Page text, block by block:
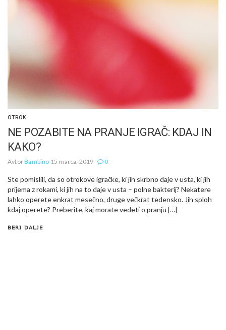
OTROK
NE POZABITE NA PRANJE IGRAČ: KDAJ IN
KAKO?
AvtorBambino 15 marca, 2019 0
Ste pomislili, da so otrokove igračke, ki jih skrbno daje v usta, ki jih
prijema z rokami, ki jih na to daje v usta – polne bakterij? Nekatere
lahko operete enkrat mesečno, druge večkrat tedensko. Jih sploh
kdaj operete? Preberite, kaj morate vedeti o pranju […]
BERI DALJE